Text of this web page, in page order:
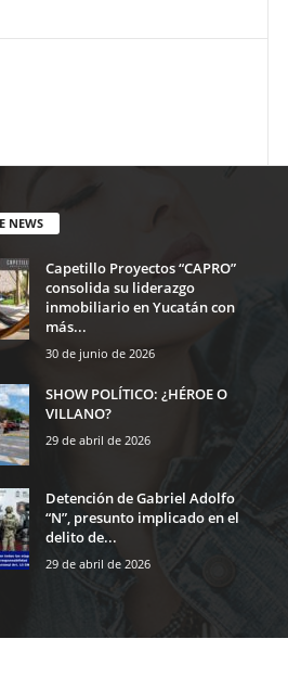
NEWS
Capetillo Proyectos “CAPRO”
consolida su liderazgo
inmobiliario en Yucatán con
más...
30 de junio de 2026
SHOW POLÍTICO: ¿HÉROE O
VILLANO?
29 de abril de 2026
Detención de Gabriel Adolfo
“N”, presunto implicado en el
delito de...
29 de abril de 2026